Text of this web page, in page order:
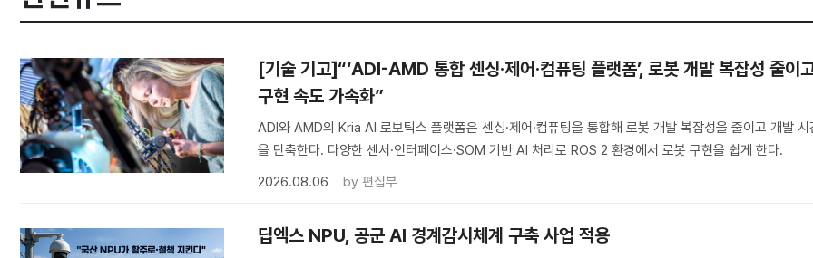
[기술 기고]“‘ADI-AMD 통합 센싱·제어·컴퓨팅 플랫폼’, 로봇 개발 복잡성 줄이
구현 속도 가속화”
ADI와 AMD의 Kria AI 로보틱스 플랫폼은 센싱·제어·컴퓨팅을 통합해 로봇 개발 복잡성을 줄이고 개발 시
을 단축한다. 다양한 센서·인터페이스·SOM 기반 AI 처리로 ROS 2 환경에서 로봇 구현을 쉽게 한다.
2026.08.06
by편집부
딥엑스 NPU, 공군 AI 경계감시체계 구축 사업 적용